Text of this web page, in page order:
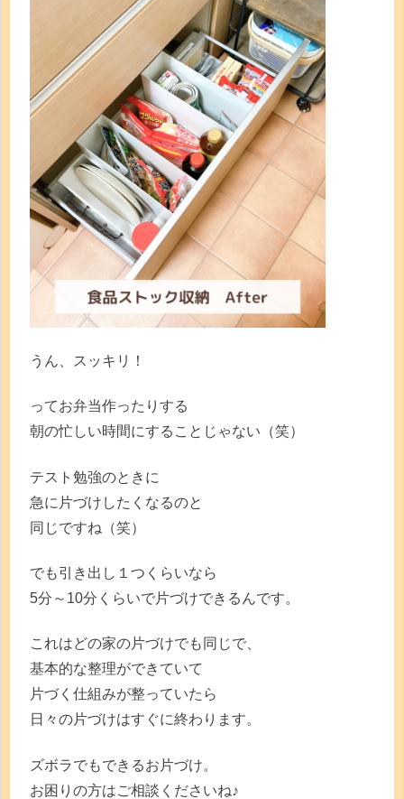
うん、スッキリ！
ってお弁当作ったりする
朝の忙しい時間にすることじゃない（笑）
テスト勉強のときに
急に片づけしたくなるのと
同じですね（笑）
でも引き出し１つくらいなら
5分～10分くらいで片づけできるんです。
これはどの家の片づけでも同じで、
基本的な整理ができていて
片づく仕組みが整っていたら
日々の片づけはすぐに終わります。
ズボラでもできるお片づけ。
お困りの方はご相談くださいね♪